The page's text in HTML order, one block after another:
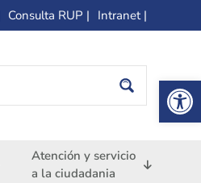
Consulta RUP | Intranet |
Atención y servicio
a la ciudadania